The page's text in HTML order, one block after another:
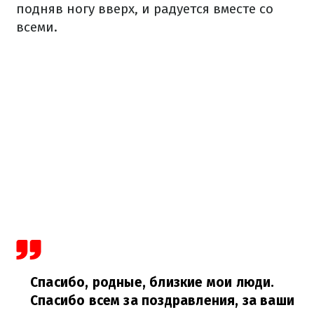
подняв ногу вверх, и радуется вместе со
всеми.
Спасибо, родные, близкие мои люди.
Спасибо всем за поздравления, за ваши